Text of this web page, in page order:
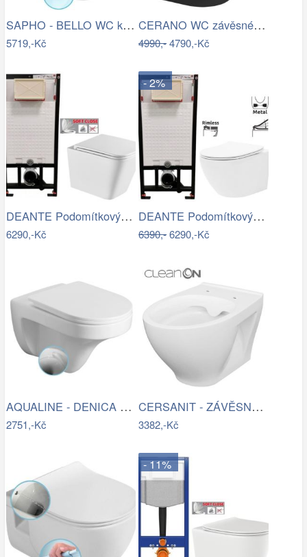
SAPHO - BELLO WC kombi, Rimless, spodní…
5719,-Kč
CERANO WC závěsné Cesso, Rimless + Slim…
4990,-4790,-Kč
DEANTE Podomítkový rám, pro závěsné WC…
6290,-Kč
- 2%
DEANTE Podomítkový rám, pro závěsné WC…
6390,-6290,-Kč
AQUALINE - DENICA závěsná WC mísa,…
2751,-Kč
CERSANIT - ZÁVĚSNÁ WC MÍSA MODUO…
3382,-Kč
- 11%